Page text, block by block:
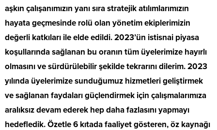
aşkın çalışanımızın yanı sıra stratejik atılımlarımızın
hayata geçmesinde rolü olan yönetim ekiplerimizin
değerli katkıları ile elde edildi. 2023’ün istisnai piyasa
koşullarında sağlanan bu oranın tüm üyelerimize hayırlı
olmasını ve sürdürülebilir şekilde tekrarını dilerim. 2023
yılında üyelerimize sunduğumuz hizmetleri geliştirmek
ve sağlanan faydaları güçlendirmek için çalışmalarımıza
aralıksız devam ederek hep daha fazlasını yapmayı
hedefledik. Özetle 6 kıtada faaliyet gösteren, öz kaynağı